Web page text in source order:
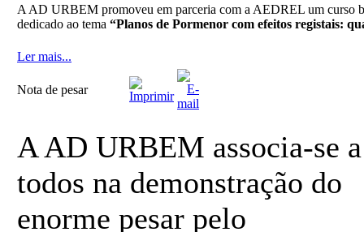
A AD URBEM promoveu em parceria com a AEDREL um curso
dedicado ao tema “Planos de Pormenor com efeitos registais:
Ler mais...
Nota de pesar
A AD URBEM associa-se a
todos na demonstração do
enorme pesar pelo